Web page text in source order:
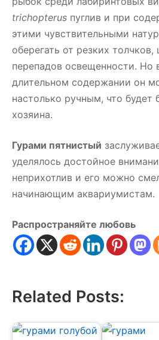
trichopterus пуглив и при
этими чувствительными
оберегать от резких
перепадов освещенности. Но
длительном содержании он
настолько ручным, что будет
хозяина.
Гурами пятнистый
уделялось достойное
неприхотлив и его можно
начинающим аквариумистам.
Распространяйте любовь
Related Posts: